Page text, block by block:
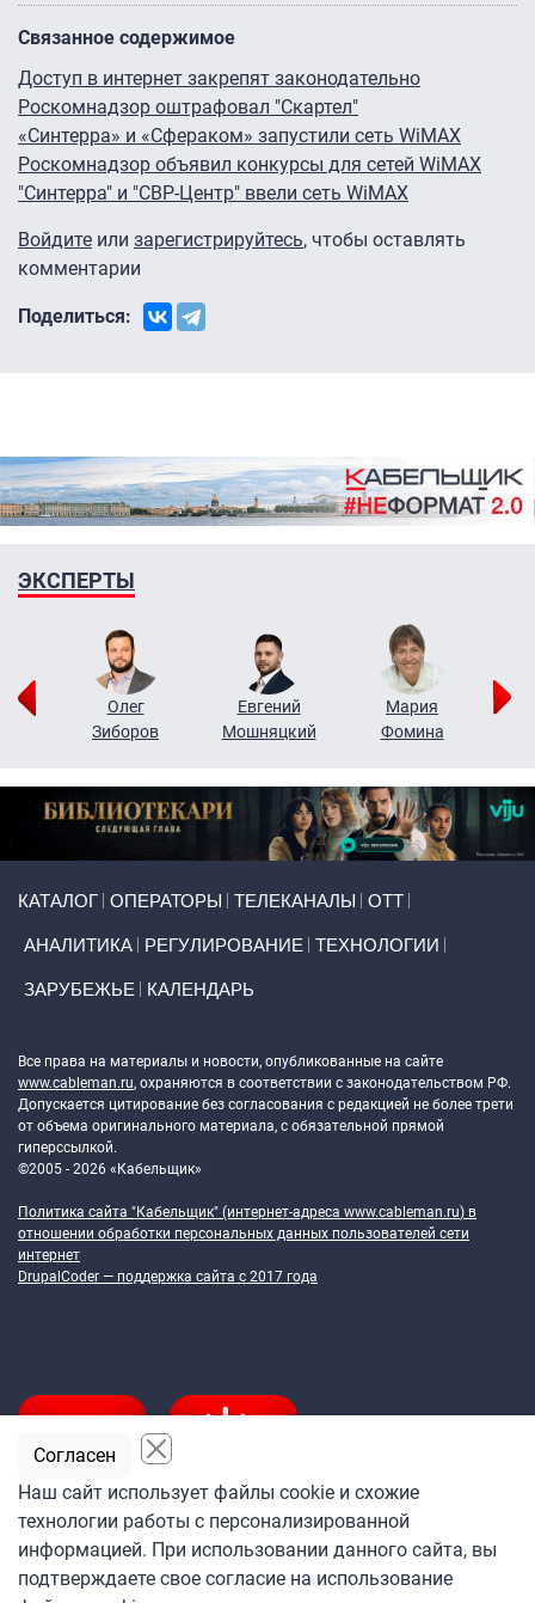
Связанное содержимое
Доступ в интернет закрепят законодательно
Роскомнадзор оштрафовал "Скартел"
«Синтерра» и «Сфераком» запустили сеть WiMAX
Роскомнадзор объявил конкурсы для сетей WiMAX
"Синтерра" и "СВР-Центр" ввели сеть WiMAX
Войдите или зарегистрируйтесь, чтобы оставлять
комментарии
Поделиться:
ЭКСПЕРТЫ
Олег
Зиборов
Евгений
Мошняцкий
Мария
Фомина
КАТАЛОГ ОПЕРАТОРЫ ТЕЛЕКАНАЛЫ ОТТ
АНАЛИТИКА РЕГУЛИРОВАНИЕ ТЕХНОЛОГИИ
ЗАРУБЕЖЬЕ КАЛЕНДАРЬ
Все права на материалы и новости, опубликованные на сайте
www.cableman.ru, охраняются в соответствии с законодательством РФ.
Допускается цитирование без согласования с редакцией не более трети
от объема оригинального материала, с обязательной прямой
гиперссылкой.
©2005 - 2026 «Кабельщик»
Политика сайта "Кабельщик" (интернет-адреса www.cableman.ru) в
отношении обработки персональных данных пользователей сети
интернет
DrupalCoder — поддержка сайта c 2017 года
Подпишитесь
на ежедневную рассылку
«Кабельщика»
Наш сайт использует файлы cookie и схожие
технологии работы с персонализированной
информацией. При использовании данного сайта, вы
подтверждаете свое согласие на использование
Согласен